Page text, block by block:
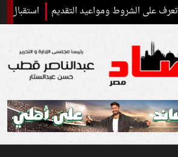
استقبال رسمي